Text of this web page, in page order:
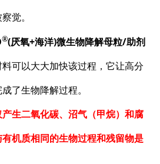
觉。
®(厌氧+海洋)微生物降解母粒/助剂
可以大大加快该过程，它让高分
了生物降解过程。
生二氧化碳、沼气（甲烷）和腐
机质相同的生物过程和残留物是